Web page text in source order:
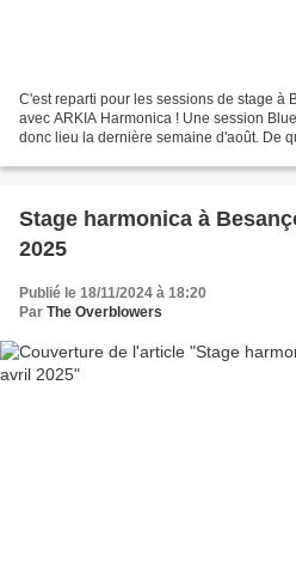
C'est reparti pour les sessions de stage à
avec ARKIA Harmonica ! Une session
donc lieu la dernière semaine d'août. De
Stage harmonica à
2025
Publié le 18/11/2024 à 18:20
Par The Overblowers